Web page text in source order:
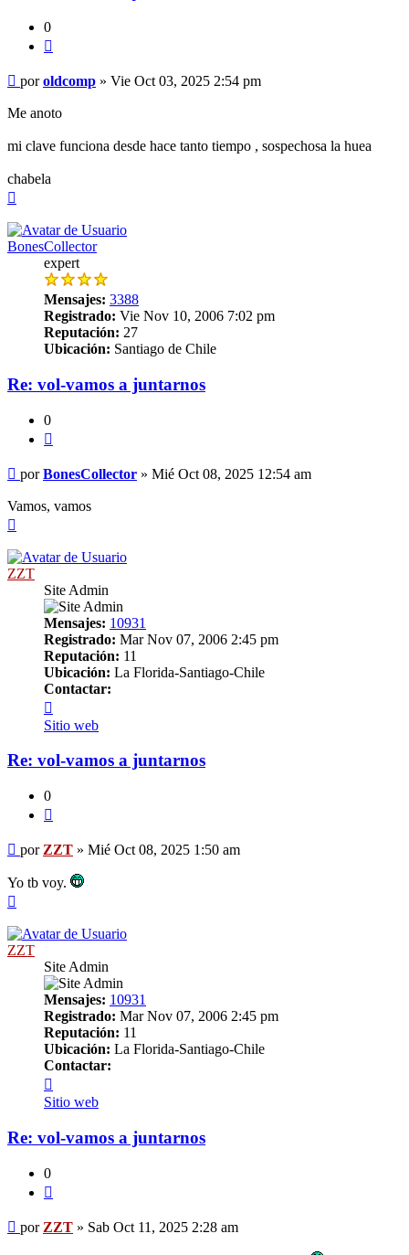
0
Mensaje
poroldcomp » Vie Oct 03, 2025 2:54 pm
Me anoto
mi clave funciona desde hace tanto tiempo , sospechosa la huea
chabela
BonesCollector
expert
Mensajes: 3388
Registrado: Vie Nov 10, 2006 7:02 pm
Reputación: 27
Ubicación: Santiago de Chile
Re: vol-vamos a juntarnos
0
Mensaje
porBonesCollector » Mié Oct 08, 2025 12:54 am
Vamos, vamos
ZZT
Site Admin
Mensajes: 10931
Registrado: Mar Nov 07, 2006 2:45 pm
Reputación: 11
Ubicación: La Florida-Santiago-Chile
Contactar:
ZZT
Sitio web
Re: vol-vamos a juntarnos
0
Mensaje
por ZZT » Mié Oct 08, 2025 1:50 am
Yo tb voy.
ZZT
Site Admin
Mensajes: 10931
Registrado: Mar Nov 07, 2006 2:45 pm
Reputación: 11
Ubicación: La Florida-Santiago-Chile
Contactar:
ZZT
Sitio web
Re: vol-vamos a juntarnos
0
Mensaje
por ZZT » Sab Oct 11, 2025 2:28 am